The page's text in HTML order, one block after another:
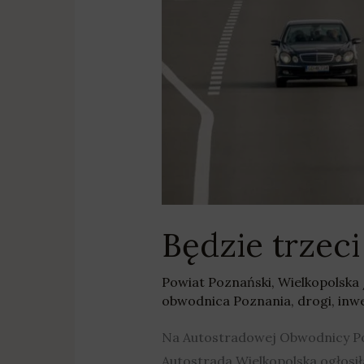
Będzie
Powiat Poznański, Wielkopolska
obwodnica Poznania, drogi,
Na Autostradowej Obwodnicy